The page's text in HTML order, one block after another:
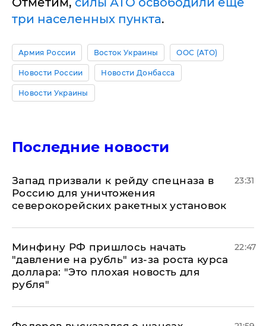
три населенных пункта.
Армия России Восток Украины ООС (АТО)
Новости России Новости Донбасса
Новости Украины
Последние новости
Запад призвали к рейду спецназа в
Россию для уничтожения
северокорейских ракетных установок
23:31
Минфину РФ пришлось начать
"давление на рубль" из-за роста курса
доллара: "Это плохая новость для
рубля"
22:47